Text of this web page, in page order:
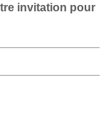
invitation pour